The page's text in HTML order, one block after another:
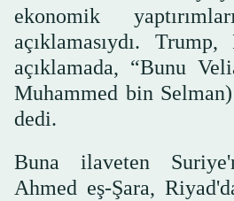
ekonomik
açıklamasıydı. Trump,
açıklamada, “Bunu
Muhammed bin
dedi.
Buna ilaveten
Ahmed eş-Şara,